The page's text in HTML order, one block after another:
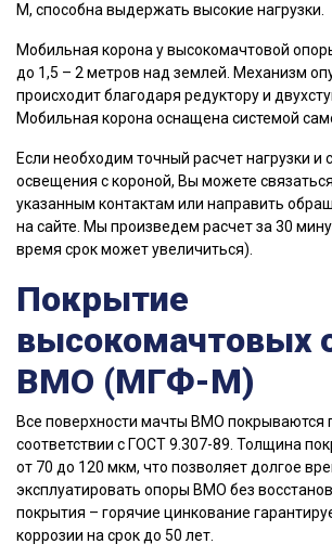
М, способна выдержать высокие нагрузки.
Мобильная корона у высокомачтовой
до 1,5 – 2 метров над землей. Механизм
происходит благодаря редуктору и
Мобильная корона оснащена системой
Если необходим точный расчет нагрузки и
освещения с короной, Вы можете
указанным контактам или направить
на сайте. Мы произведем расчет за 30
время срок может увеличиться).
Покрытие
высокомачтовых
ВМО (МГФ-М)
Все поверхности мачты ВМО покрываются
соответствии с ГОСТ 9.307-89. Толщина
от 70 до 120 мкм, что позволяет долгое
эксплуатировать опоры ВМО без
покрытия – горячие цинкование
коррозии на срок до 50 лет.